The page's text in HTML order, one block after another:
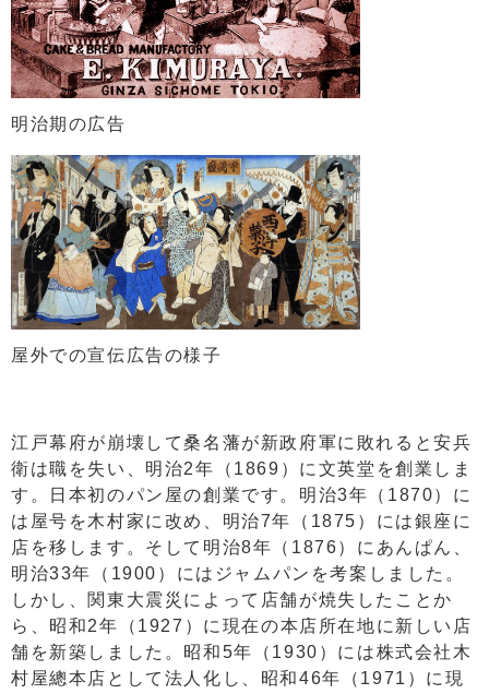
明治期の広告
屋外での宣伝広告の様子
江戸幕府が崩壊して桑名藩が新政府軍に敗れると安兵
衛は職を失い、明治2年（1869）に文英堂を創業しま
す。日本初のパン屋の創業です。明治3年（1870）に
は屋号を木村家に改め、明治7年（1875）には銀座に
店を移します。そして明治8年（1876）にあんぱん、
明治33年（1900）にはジャムパンを考案しました。
しかし、関東大震災によって店舗が焼失したことか
ら、昭和2年（1927）に現在の本店所在地に新しい店
舗を新築しました。昭和5年（1930）には株式会社木
村屋總本店として法人化し、昭和46年（1971）に現